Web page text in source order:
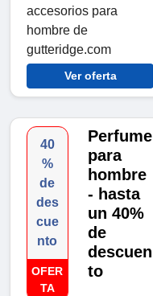
accesorios para
hombre de
gutteridge.com
Ver oferta
40
%
de
des
cue
nto
OFER
TA
Perfume
para
hombre
- hasta
un 40%
de
descuen
to